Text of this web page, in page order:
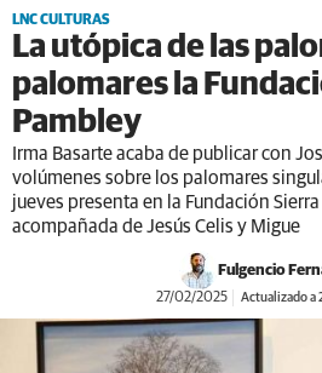
LNC CULTURAS
La utópica de las
palomares la
Pambley
Irma Basarte acaba de publicar con
volúmenes sobre los palomares
jueves presenta en la Fundación
acompañada de Jesús Celis y Migue
Fulgencio
27/02/2025 Actualizado a